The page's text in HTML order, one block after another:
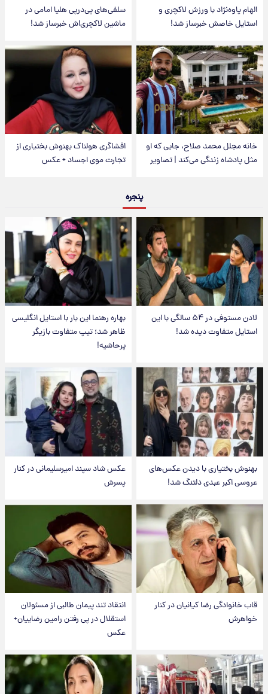
الهام پاوه‌نژاد با ورزش لاکچری و
استایل خاصش خبرساز شد!
سلفی‌های پی‌درپی هلیا امامی در
ماشین لاکچری‌اش خبرساز شد!
خانه مجلل محمد صلاح، جایی که او
مثل پادشاه زندگی می‌کند | تصاویر
افشاگری هولناک بهنوش بختیاری از
تجارت موی اجساد + عکس
پنجره
لادن مستوفی در ۵۴ سالگی با این
استایل متفاوت دیده شد!
بهاره رهنما این بار با استایل انگلیسی
ظاهر شد؛ تیپ متفاوت بازیگر
پرحاشیه!
بهنوش بختیاری با دیدن عکس‌های
عروسی اکبر عبدی دلتنگ شد!
عکس شاد سپند امیرسلیمانی در کنار
پسرش
قاب خانوادگی رضا کیانیان در کنار
خواهرش
انتقاد تند پیمان طالبی از مسئولان
استقلال در پی رفتن رامین رضاییان+
عکس